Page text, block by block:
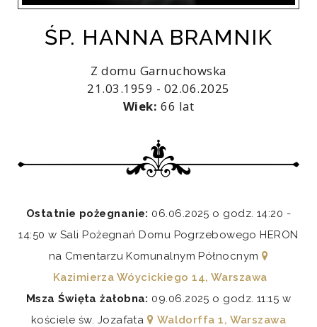
ŚP. HANNA BRAMNIK
Z domu Garnuchowska
21.03.1959 - 02.06.2025
Wiek: 66 lat
Ostatnie pożegnanie: 06.06.2025 o godz. 14:20 -
14:50 w Sali Pożegnań Domu Pogrzebowego HERON
na Cmentarzu Komunalnym Północnym
Kazimierza Wóycickiego 14, Warszawa
Msza Święta żałobna: 09.06.2025 o godz. 11:15 w
kościele św. Jozafata
Waldorffa 1, Warszawa